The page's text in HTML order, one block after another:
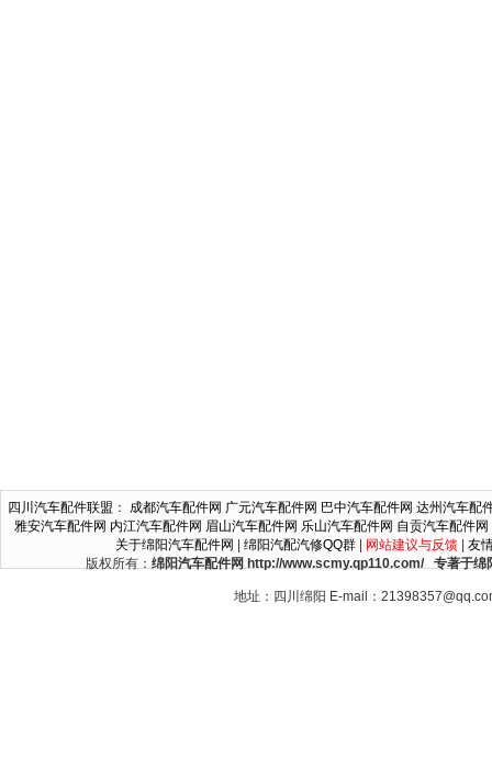
四川汽车配件联盟 ： 成都汽车配件网 广元汽车配件网 巴中汽车配件网 达州汽车配
雅安汽车配件网 内江汽车配件网 眉山汽车配件网 乐山汽车配件网 自贡汽车配件网
关于绵阳汽车配件网
绵阳汽配汽修QQ群| 网站建议与反馈| 友
版权所有： 绵阳汽车配件网 http://www.scmy.qp110.com/ 专著于绵
地址：四川绵阳 E-mail：